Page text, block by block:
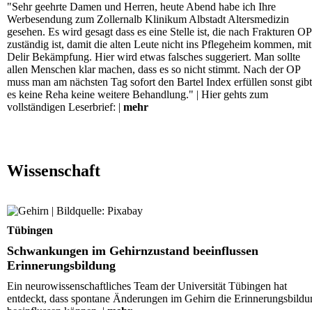
"Sehr geehrte Damen und Herren, heute Abend habe ich Ihre
Werbesendung zum Zollernalb Klinikum Albstadt Altersmedizin
gesehen. Es wird gesagt dass es eine Stelle ist, die nach Frakturen
zuständig ist, damit die alten Leute nicht ins Pflegeheim kommen, mit
Delir Bekämpfung. Hier wird etwas falsches suggeriert. Man sollte
allen Menschen klar machen, dass es so nicht stimmt. Nach der OP
muss man am nächsten Tag sofort den Bartel Index erfüllen sonst gibt
es keine Reha keine weitere Behandlung." | Hier gehts zum
vollständigen Leserbrief: | mehr
Wissenschaft
Schwankungen im Gehirnzustand beeinflussen
Erinnerungsbildung
Tübingen
Schwankungen im Gehirnzustand beeinflussen
Erinnerungsbildung
Ein neurowissenschaftliches Team der Universität Tübingen hat
entdeckt, dass spontane Änderungen im Gehirn die